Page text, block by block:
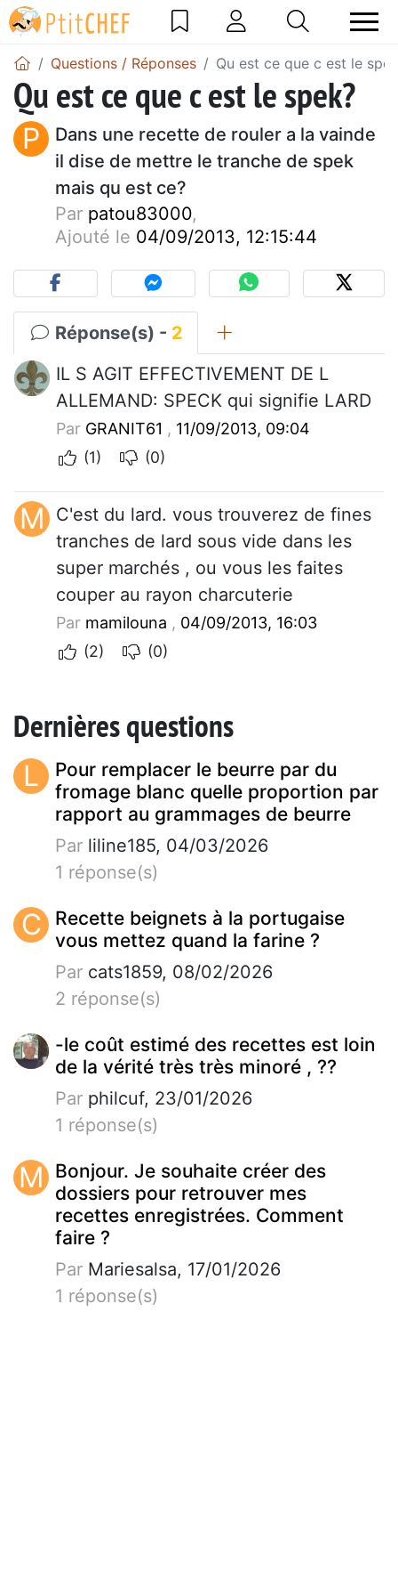
Questions / Réponses Qu est ce que c est le
Qu est ce que c est le spek?
P
Dans une recette de rouler a la vainde
il dise de mettre le tranche de spek
mais qu est ce?
Par patou83000,
Ajouté le 04/09/2013, 12:15:44
Réponse(s) - 2
IL S AGIT EFFECTIVEMENT DE L
ALLEMAND: SPECK qui signifie LARD
Par GRANIT61 , 11/09/2013, 09:04
(1)
(0)
M C'est du lard. vous trouverez de fines
tranches de lard sous vide dans les
super marchés , ou vous les faites
couper au rayon charcuterie
Par mamilouna , 04/09/2013, 16:03
(2)
(0)
Dernières questions
L
Pour remplacer le beurre par du
fromage blanc quelle proportion par
rapport au grammages de beurre
Par liline185, 04/03/2026
1 réponse(s)
C
Recette beignets à la portugaise
vous mettez quand la farine ?
Par cats1859, 08/02/2026
2 réponse(s)
-le coût estimé des recettes est loin
de la vérité très très minoré , ??
Par philcuf, 23/01/2026
1 réponse(s)
M Bonjour. Je souhaite créer des
dossiers pour retrouver mes
recettes enregistrées. Comment
faire ?
Par Mariesalsa, 17/01/2026
1 réponse(s)